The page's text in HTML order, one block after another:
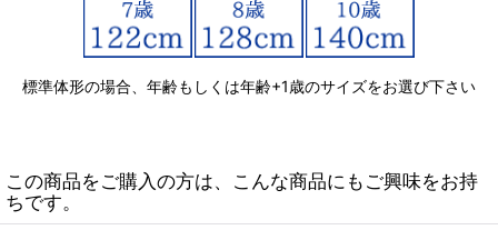
標準体形の場合、年齢もしくは年齢+1歳のサイズをお選び下さい
この商品をご購入の方は、こんな商品にもご興味をお持
ちです。